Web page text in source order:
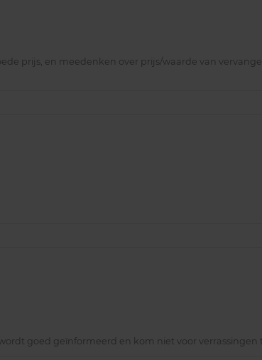
prijs, en meedenken over prijs/waarde van
goed geïnformeerd en kom niet voor verrassingen